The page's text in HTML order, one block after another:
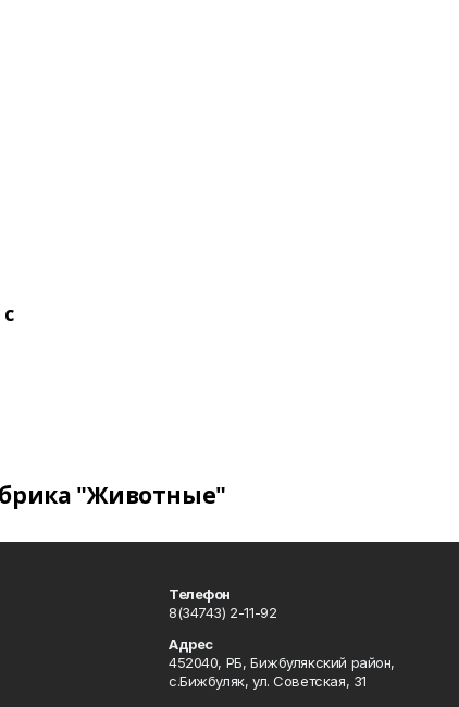
"Животные"
Телефон
8(34743) 2-11-92
Адрес
452040, РБ, Бижбулякский район,
с.Бижбуляк, ул. Советская, 31